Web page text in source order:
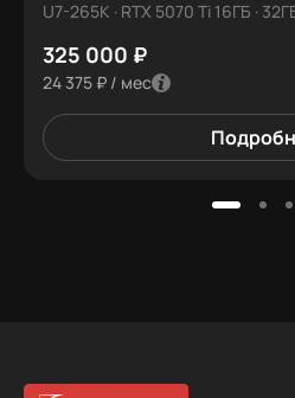
U7-265K · RTX 5070 Ti 16ГБ ·
325 000 ₽
24 375 ₽ / мес